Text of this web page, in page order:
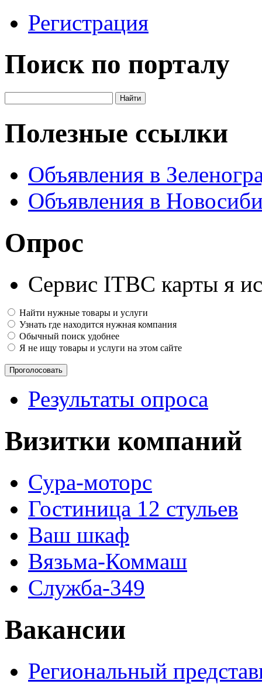
Регистрация
Поиск по порталу
Полезные ссылки
Объявления в
Объявления в
Опрос
Сервис ITBC карты я
Найти нужные товары и услуги
Узнать где находится нужная компания
Обычный поиск удобнее
Я не ищу товары и услуги на этом сайте
Результаты опроса
Визитки компаний
Сура-моторс
Гостиница 12 стульев
Ваш шкаф
Вязьма-Коммаш
Служба-349
Вакансии
Региональный